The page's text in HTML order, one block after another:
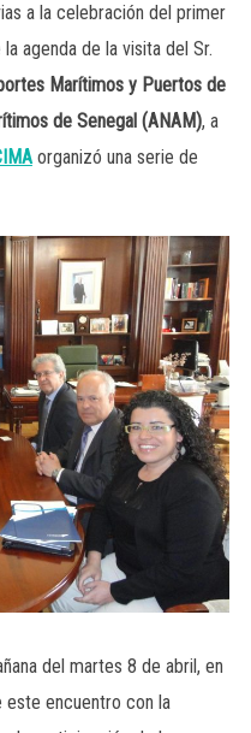
a la celebración del primer
agenda de la visita del Sr.
Marítimos y Puertos de
de Senegal (ANAM), a
organizó una serie de
del martes 8 de abril, en
este encuentro con la